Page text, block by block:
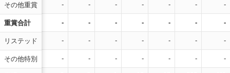
その他重賞
重賞合計
リステッド
その他特別
- - - - - - -
- - - - - - -
- - - - - - -
- - - - - - -